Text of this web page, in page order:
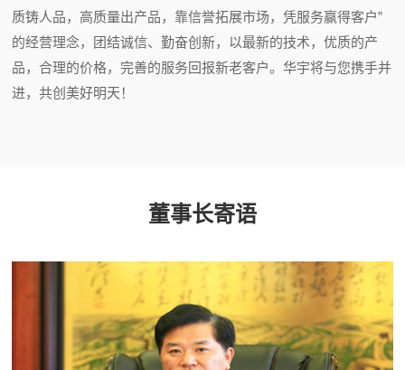
质铸人品，高质量出产品，靠信誉拓展市场，凭服务赢得客户”
的经营理念，团结诚信、勤奋创新，以最新的技术，优质的产
品，合理的价格，完善的服务回报新老客户。华宇将与您携手并
进，共创美好明天！
董事长寄语